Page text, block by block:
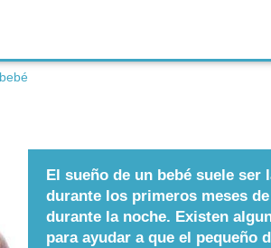
El sueño de un bebé suele
durante los primeros meses
durante la noche. Existen
para ayudar a que el pequeño